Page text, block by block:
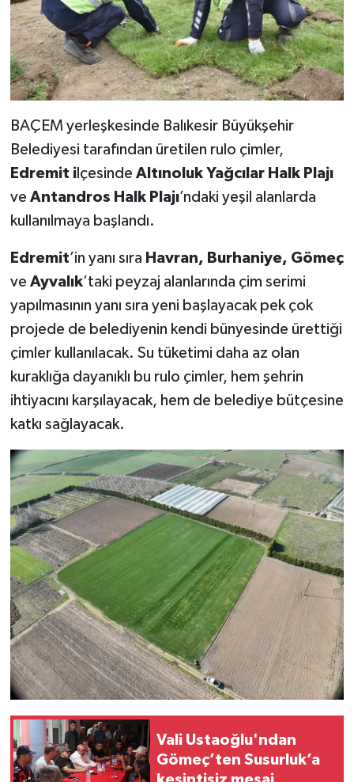
BAÇEM yerleşkesinde Balıkesir Büyükşehir
Belediyesi tarafından üretilen rulo çimler,
Edremit ilçesinde Altınoluk Yağcılar Halk Plajı
ve Antandros Halk Plajı’ndaki yeşil alanlarda
kullanılmaya başlandı.
Edremit’in yanı sıra Havran, Burhaniye, Gömeç
ve Ayvalık’taki peyzaj alanlarında çim serimi
yapılmasının yanı sıra yeni başlayacak pek çok
projede de belediyenin kendi bünyesinde ürettiği
çimler kullanılacak. Su tüketimi daha az olan
kuraklığa dayanıklı bu rulo çimler, hem şehrin
ihtiyacını karşılayacak, hem de belediye bütçesine
katkı sağlayacak.
Vali Ustaoğlu'ndan
Gömeç’ten Susurluk’a